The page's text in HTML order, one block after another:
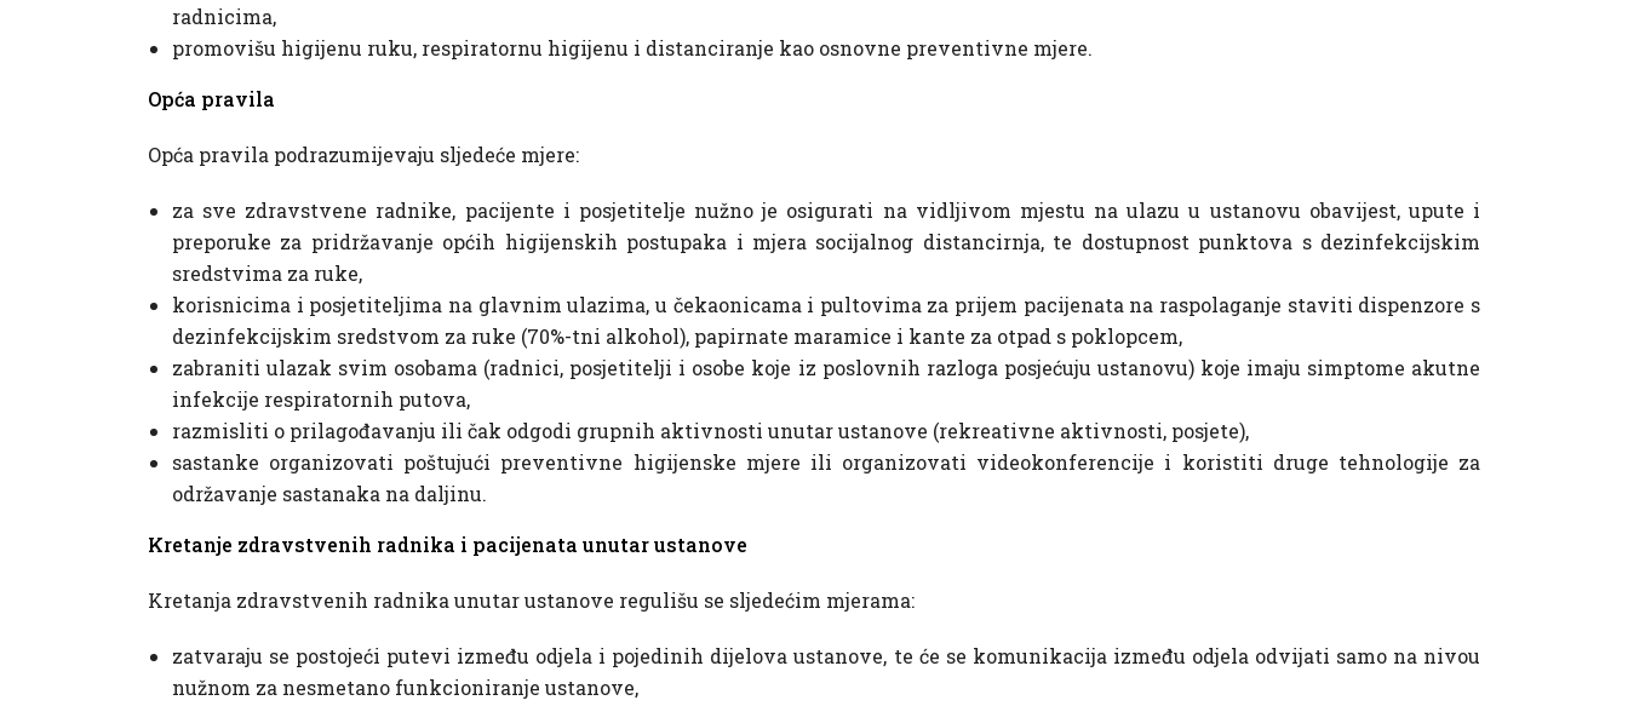
radnicima,
promovišu higijenu ruku, respiratornu higijenu i distanciranje kao osnovne preventivne mjere.
Opća pravila
Opća pravila podrazumijevaju sljedeće mjere:
za sve zdravstvene radnike, pacijente i posjetitelje nužno je osigurati na vidljivom mjestu na ulazu u ustanovu obavijest, upute i
preporuke za pridržavanje općih higijenskih postupaka i mjera socijalnog distancirnja, te dostupnost punktova s dezinfekcijskim
sredstvima za ruke,
korisnicima i posjetiteljima na glavnim ulazima, u čekaonicama i pultovima za prijem pacijenata na raspolaganje staviti dispenzore s
dezinfekcijskim sredstvom za ruke (70%-tni alkohol), papirnate maramice i kante za otpad s poklopcem,
zabraniti ulazak svim osobama (radnici, posjetitelji i osobe koje iz poslovnih razloga posjećuju ustanovu) koje imaju simptome akutne
infekcije respiratornih putova,
razmisliti o prilagođavanju ili čak odgodi grupnih aktivnosti unutar ustanove (rekreativne aktivnosti, posjete),
sastanke organizovati poštujući preventivne higijenske mjere ili organizovati videokonferencije i koristiti druge tehnologije za
održavanje sastanaka na daljinu.
Kretanje zdravstvenih radnika i pacijenata unutar ustanove
Kretanja zdravstvenih radnika unutar ustanove regulišu se sljedećim mjerama:
zatvaraju se postojeći putevi između odjela i pojedinih dijelova ustanove, te će se komunikacija između odjela odvijati samo na nivou
nužnom za nesmetano funkcioniranje ustanove,